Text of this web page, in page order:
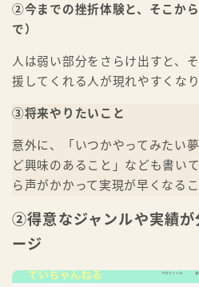
②今までの挫折体験と、そこか
で）
人は弱い部分をさらけ出すと、
援してくれる人が現れやすくなり
③将来やりたいこと
意外に、「いつかやってみたい
ど興味のあること」なども書い
ら声がかかって実現が早くなる
②得意なジャンルや実績が
ージ